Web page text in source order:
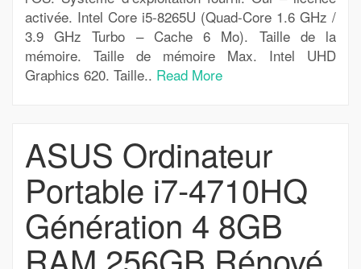
activée. Intel Core i5-8265U (Quad-Core 1.6 GHz /
3.9 GHz Turbo – Cache 6 Mo). Taille de la
mémoire. Taille de mémoire Max. Intel UHD
Graphics 620. Taille.. Read More
ASUS Ordinateur
Portable i7-4710HQ
Génération 4 8GB
RAM 256GB Rénové,